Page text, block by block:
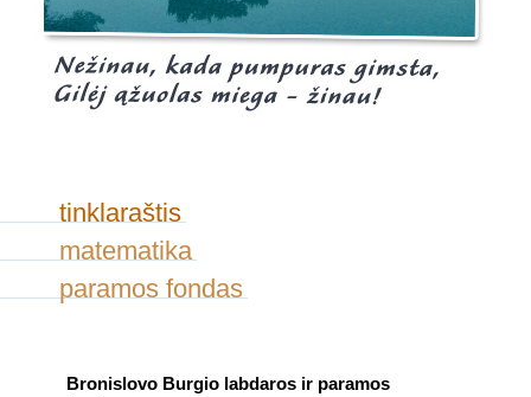
tinklaraštis
matematika
paramos fondas
Bronislovo Burgio labdaros ir paramos